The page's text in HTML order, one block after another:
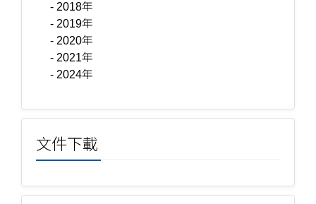
- 2018年
- 2019年
- 2020年
- 2021年
- 2024年
文件下載